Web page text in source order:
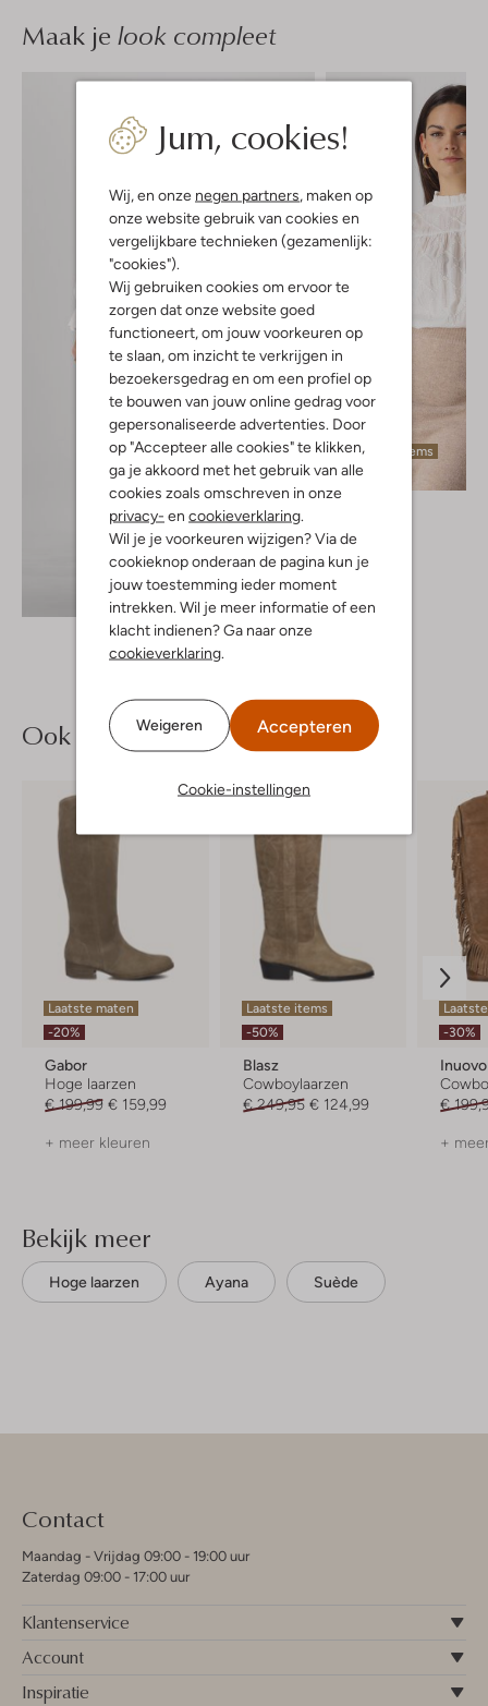
Jum, cookies!
Wij, en onze negen partners , maken op
onze website gebruik van cookies en
vergelijkbare technieken (gezamenlijk:
"cookies").
Wij gebruiken cookies om ervoor te
zorgen dat onze website goed
functioneert, om jouw voorkeuren op
te slaan, om inzicht te verkrijgen in
bezoekersgedrag en om een profiel op
te bouwen van jouw online gedrag voor
gepersonaliseerde advertenties. Door
op "Accepteer alle cookies" te klikken,
ga je akkoord met het gebruik van alle
cookies zoals omschreven in onze
privacy- en cookieverklaring
Wil je je voorkeuren wijzigen? Via de
cookieknop onderaan de pagina kun je
jouw toestemming ieder moment
intrekken. Wil je meer informatie of een
klacht indienen? Ga naar onze
cookieverklaring
Weigeren Accepteren
Cookie-instellingen
Maak je look compleet
Ontdek de look
Laatste items
€ 69,95
Ook iets voor jou?
Laatste maten
-20%
Gabor
Hoge laarzen
€ 199,99 € 159,99
+ meer kleuren
Laatste items
-50%
Blasz
Cowboylaarzen
€ 249,95 € 124,99
-30%
Inuovo
€
+
Bekijk meer
Hoge laarzen Ayana Suède
Contact
Maandag - Vrijdag 09:00 - 19:00 uur
Zaterdag 09:00 - 17:00 uur
Klantenservice
Account
Inspiratie